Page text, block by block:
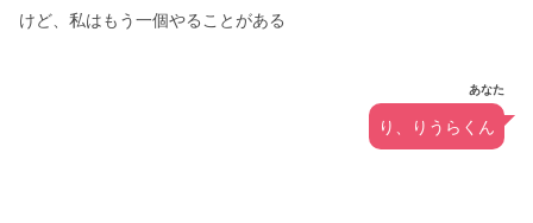
けど、私はもう一個やることがある
あなた
り、りうらくん